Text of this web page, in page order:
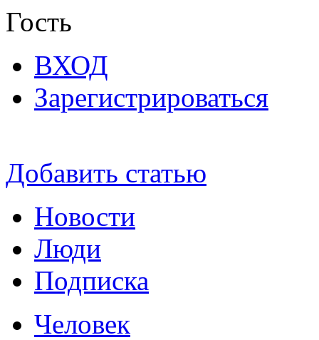
Гость
ВХОД
Зарегистрироваться
Добавить статью
Новости
Люди
Подписка
Человек